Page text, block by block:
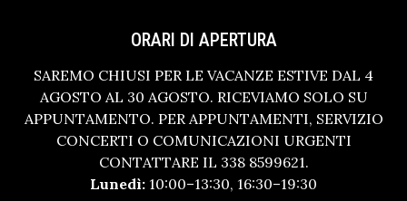
ORARI DI APERTURA
SAREMO CHIUSI PER LE VACANZE ESTIVE DAL 4
AGOSTO AL 30 AGOSTO. RICEVIAMO SOLO SU
APPUNTAMENTO. PER APPUNTAMENTI, SERVIZIO
CONCERTI O COMUNICAZIONI URGENTI
CONTATTARE IL 338 8599621.
Lunedì: 10:00–13:30, 16:30–19:30